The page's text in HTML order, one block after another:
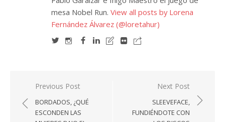
mesa Nobel Run. View all posts by Lorena
Fernández Álvarez (@loretahur)
Navegación
de
entradas
Previous Post
BORDADOS, ¿QUÉ
ESCONDEN LAS
Next Post
SLEEVEFACE,
FUNDIÉNDOTE CON